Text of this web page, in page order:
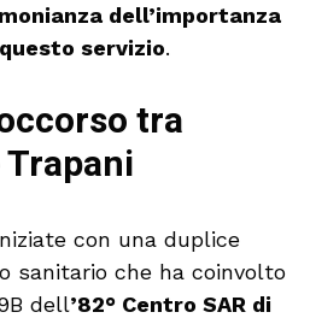
dell’importanza
servizio.
tra
con una duplice
sanitario che ha coinvolto
dell’82° Centro SAR di